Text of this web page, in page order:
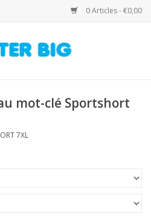
0 Articles - €0,00
mot-clé Sportshort
7XL